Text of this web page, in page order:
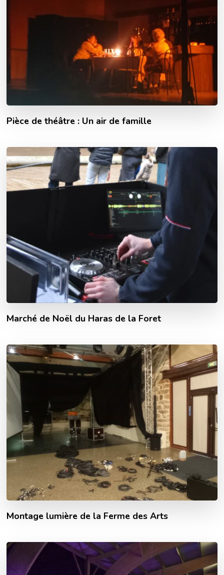
Pièce de théâtre : Un air de famille
Marché de Noël du Haras de la Foret
Montage lumière de la Ferme des Arts